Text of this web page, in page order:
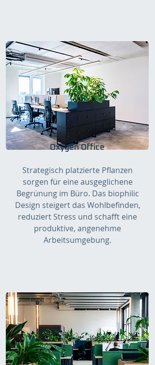
Oxygen Office
Strategisch platzierte Pflanzen
sorgen für eine ausgeglichene
Begrünung im Büro. Das biophilic
Design steigert das Wohlbefinden,
reduziert Stress und schafft eine
produktive, angenehme
Arbeitsumgebung.